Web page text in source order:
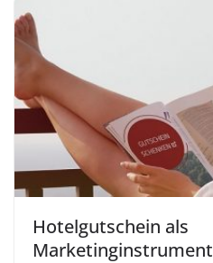
Hotelgutschein als
Marketinginstrument